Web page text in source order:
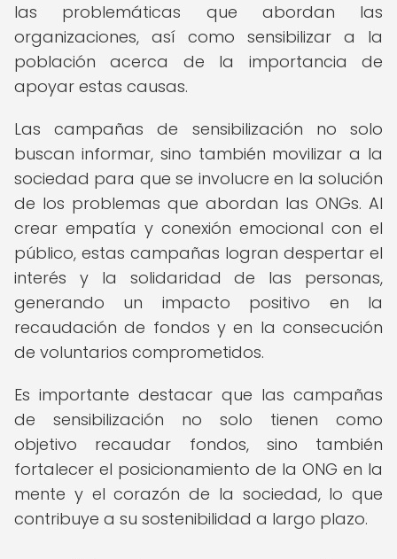
las problemáticas que abordan las
organizaciones, así como sensibilizar a la
población acerca de la importancia de
apoyar estas causas.
Las campañas de sensibilización no solo
buscan informar, sino también movilizar a la
sociedad para que se involucre en la solución
de los problemas que abordan las ONGs. Al
crear empatía y conexión emocional con el
público, estas campañas logran despertar el
interés y la solidaridad de las personas,
generando un impacto positivo en la
recaudación de fondos y en la consecución
de voluntarios comprometidos.
Es importante destacar que las campañas
de sensibilización no solo tienen como
objetivo recaudar fondos, sino también
fortalecer el posicionamiento de la ONG en la
mente y el corazón de la sociedad, lo que
contribuye a su sostenibilidad a largo plazo.